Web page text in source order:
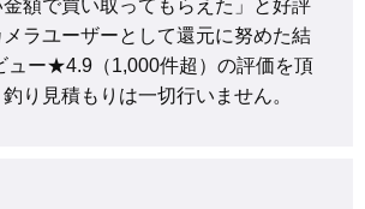
額で買い取ってもらえた」と好評
ラユーザーとして還元に努めた結
ュー★4.9（1,000件超）の評価を頂
り見積もりは一切行いません。